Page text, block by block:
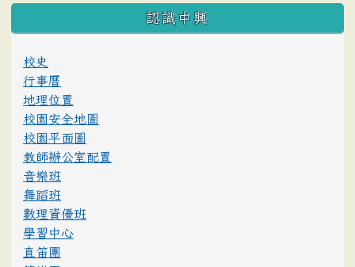
:::
認識中興
校史
行事曆
地理位置
校園安全地圖
校園平面圖
教師辦公室配置
音樂班
舞蹈班
數理資優班
學習中心
直笛團